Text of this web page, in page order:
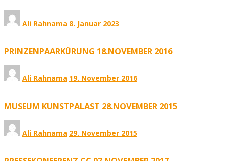
Ali Rahnama 8. Januar 2023
PRINZENPAARKÜRUNG 18.NOVEMBER 2016
Ali Rahnama 19. November 2016
MUSEUM KUNSTPALAST 28.NOVEMBER 2015
Ali Rahnama 29. November 2015